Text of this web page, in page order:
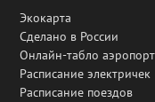
Экокарта
Сделано в России
Онлайн-табло
Расписание электричек
Расписание поездов